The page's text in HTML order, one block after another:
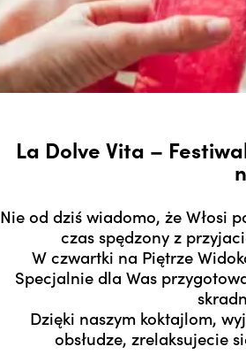
La Dolve Vita –
Nie od dziś wiadomo, że Włosi
czas spędzony z
W czwartki na Piętrze
Specjalnie dla Was
Dzięki naszym koktajlom,
obsłudze, zrelaksujecie